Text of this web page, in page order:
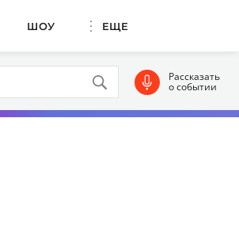
ШОУ ЕЩЕ
Рассказать
о событии